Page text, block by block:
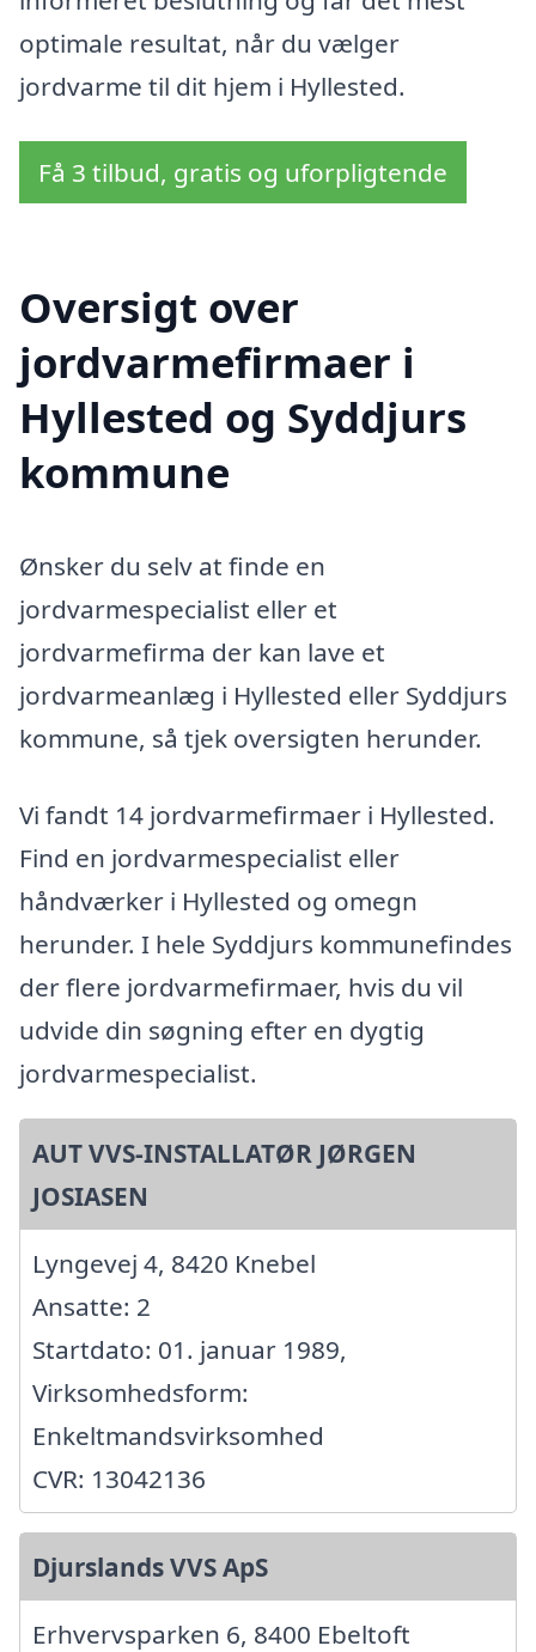
optimale resultat, når du vælger
jordvarme til dit hjem i Hyllested.
Få 3 tilbud, gratis og uforpligtende
Oversigt over
jordvarmefirmaer i
Hyllested og Syddjurs
kommune
Ønsker du selv at finde en
jordvarmespecialist eller et
jordvarmefirma der kan lave et
jordvarmeanlæg i Hyllested eller Syddjurs
kommune, så tjek oversigten herunder.
Vi fandt 14 jordvarmefirmaer i Hyllested.
Find en jordvarmespecialist eller
håndværker i Hyllested og omegn
herunder. I hele Syddjurs kommunefindes
der flere jordvarmefirmaer, hvis du vil
udvide din søgning efter en dygtig
jordvarmespecialist.
AUT VVS-INSTALLATØR JØRGEN
JOSIASEN
Lyngevej 4, 8420 Knebel
Ansatte: 2
Startdato: 01. januar 1989,
Virksomhedsform:
Enkeltmandsvirksomhed
CVR: 13042136
Djurslands VVS ApS
Erhvervsparken 6, 8400 Ebeltoft